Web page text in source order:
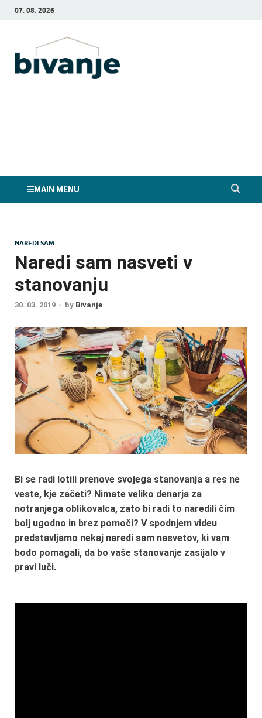
07. 08. 2026
MAIN MENU
NAREDI SAM
Naredi sam nasveti v
stanovanju
30. 03. 2019 - by Bivanje
Bi se radi lotili prenove svojega stanovanja a res ne
veste, kje začeti? Nimate veliko denarja za
notranjega oblikovalca, zato bi radi to naredili čim
bolj ugodno in brez pomoči? V spodnjem videu
predstavljamo nekaj naredi sam nasvetov, ki vam
bodo pomagali, da bo vaše stanovanje zasijalo v
pravi luči.